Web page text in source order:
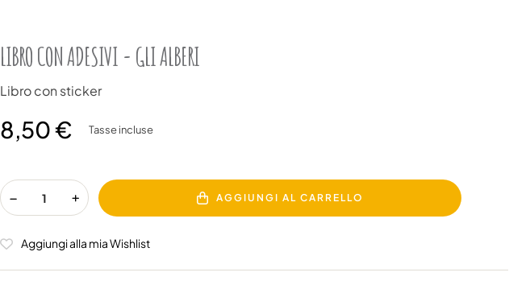
LIBRO CON ADESIVI - GLI ALBERI
Libro con sticker
8,50 € Tasse incluse
AGGIUNGI AL CARRELLO
Aggiungi alla mia Wishlist